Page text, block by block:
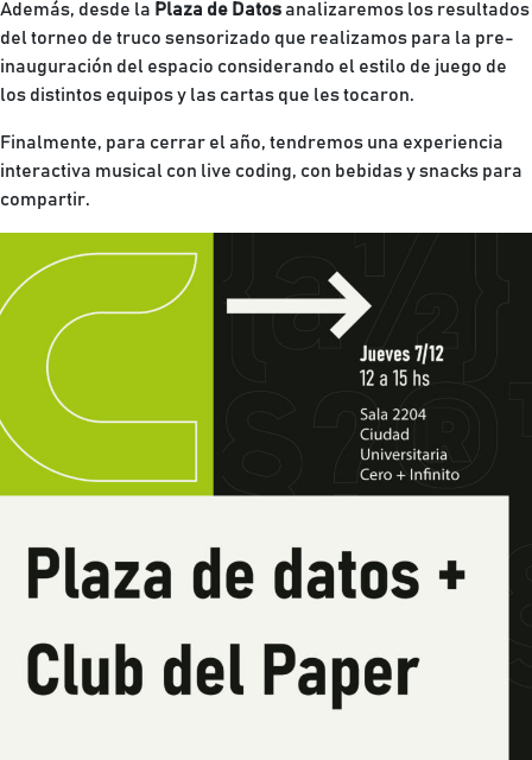
Además, desde la Plaza de Datos analizaremos los resultados
del torneo de truco sensorizado que realizamos para la pre-
inauguración del espacio considerando el estilo de juego de
los distintos equipos y las cartas que les tocaron.
Finalmente, para cerrar el año, tendremos una experiencia
interactiva musical con live coding, con bebidas y snacks para
compartir.